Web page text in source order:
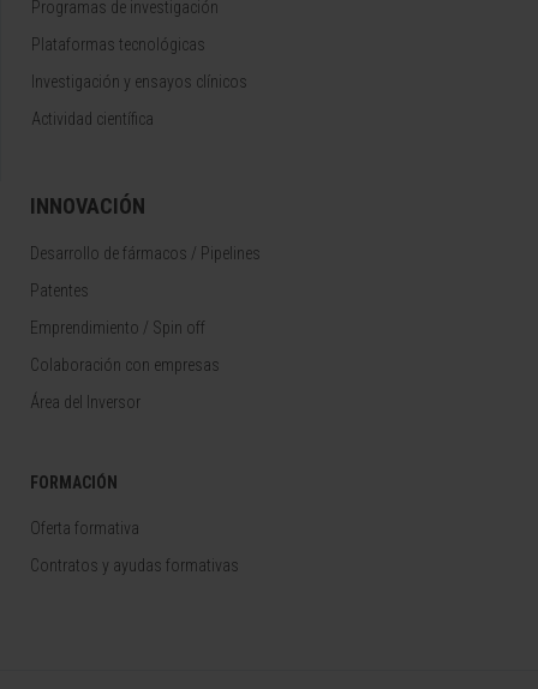
Programas de investigación
Plataformas tecnológicas
Investigación y ensayos clínicos
Actividad científica
INNOVACIÓN
Desarrollo de fármacos / Pipelines
Patentes
Emprendimiento / Spin off
Colaboración con empresas
Área del Inversor
FORMACIÓN
Oferta formativa
Contratos y ayudas formativas